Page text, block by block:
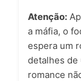
Atenção:
a máfia, o
espera um
detalhes de
romance